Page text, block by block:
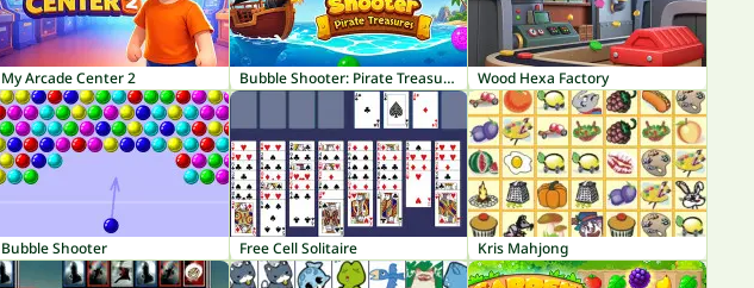
My Arcade Center 2 Bubble Shooter: Pirate Treasures Wood Hexa Factory
Bubble Shooter Free Cell Solitaire Kris Mahjong